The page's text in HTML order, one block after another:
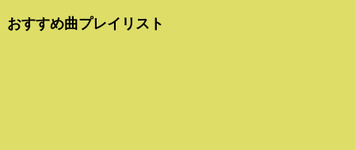
おすすめ曲プレイリスト